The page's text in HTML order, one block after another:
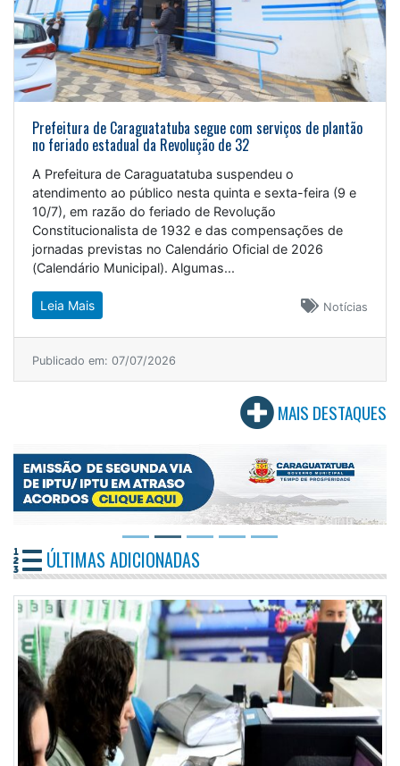
Prefeitura de Caraguatatuba segue com serviços de plantão
no feriado estadual da Revolução de 32
A Prefeitura de Caraguatatuba suspendeu o
atendimento ao público nesta quinta e sexta-feira (9 e
10/7), em razão do feriado de Revolução
Constitucionalista de 1932 e das compensações de
jornadas previstas no Calendário Oficial de 2026
(Calendário Municipal). Algumas...
Notícias
Leia Mais
Publicado em: 07/07/2026
MAIS DESTAQUES
ÚLTIMAS ADICIONADAS